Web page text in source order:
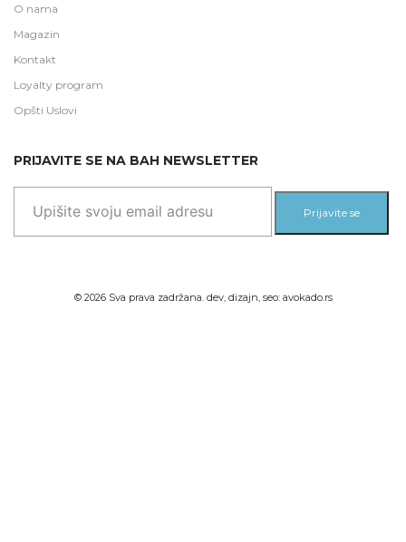
O nama
Magazin
Kontakt
Loyalty program
Opšti Uslovi
PRIJAVITE SE NA BAH NEWSLETTER
Prijavite se
© 2026Sva prava zadržana. dev, dizajn, seo: avokado.rs